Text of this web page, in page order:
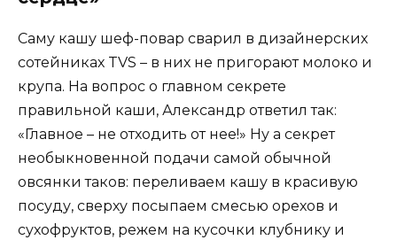
Саму кашу шеф-повар сварил в дизайнерских
сотейниках TVS – в них не пригорают молоко и
крупа. На вопрос о главном секрете
правильной каши, Александр ответил так:
«Главное – не отходить от нее!» Ну а секрет
необыкновенной подачи самой обычной
овсянки таков: переливаем кашу в красивую
посуду, сверху посыпаем смесью орехов и
сухофруктов, режем на кусочки клубнику и